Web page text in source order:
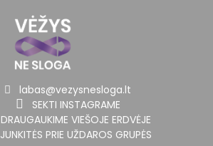
labas@vezysnesloga.lt
SEKTI INSTAGRAME
DRAUGAUKIME VIEŠOJE ERDVĖJE
JUNKITĖS PRIE UŽDAROS GRUPĖS